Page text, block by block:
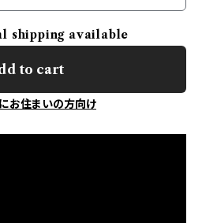
shipping available
to cart
お住まいの方向け